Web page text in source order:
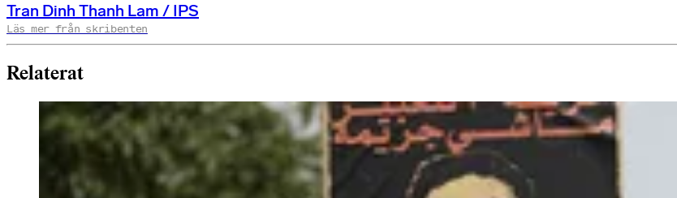
Tran Dinh Thanh Lam / IPS
Läs mer från skribenten
Relaterat